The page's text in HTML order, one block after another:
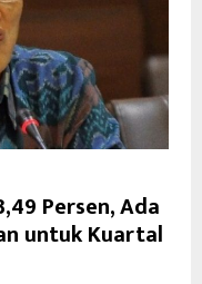
Persen, Ada
untuk Kuartal